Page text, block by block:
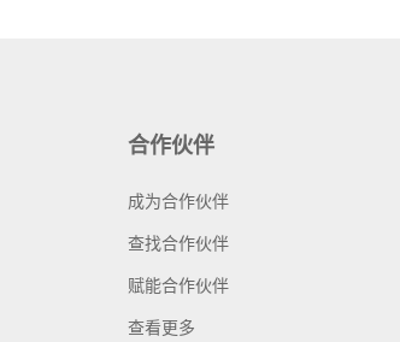
合作伙伴
成为合作伙伴
查找合作伙伴
赋能合作伙伴
查看更多